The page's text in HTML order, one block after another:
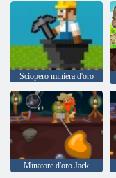
Sciopero miniera d'oro
Minatore d'oro Jack